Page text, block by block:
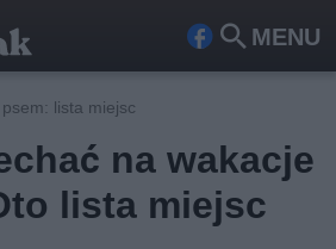
MENU
Fa Szu
lista miejsc
na wakacje
lista miejsc